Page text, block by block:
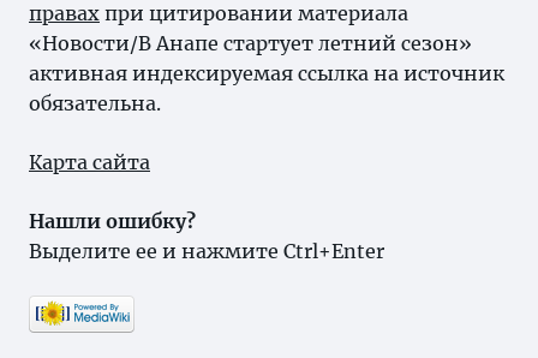
правах при цитировании материала
«Новости/В Анапе стартует летний сезон»
активная индексируемая ссылка на источник
обязательна.
Карта сайта
Нашли ошибку?
Выделите ее и нажмите Ctrl+Enter